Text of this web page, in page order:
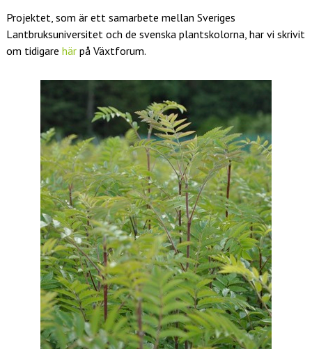
Projektet, som är ett samarbete mellan Sveriges
Lantbruksuniversitet och de svenska plantskolorna, har vi skrivit
om tidigare härpå Växtforum.